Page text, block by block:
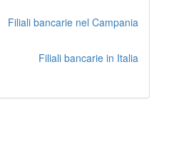
Filiali bancarie nel Campania
Filiali bancarie in Italia